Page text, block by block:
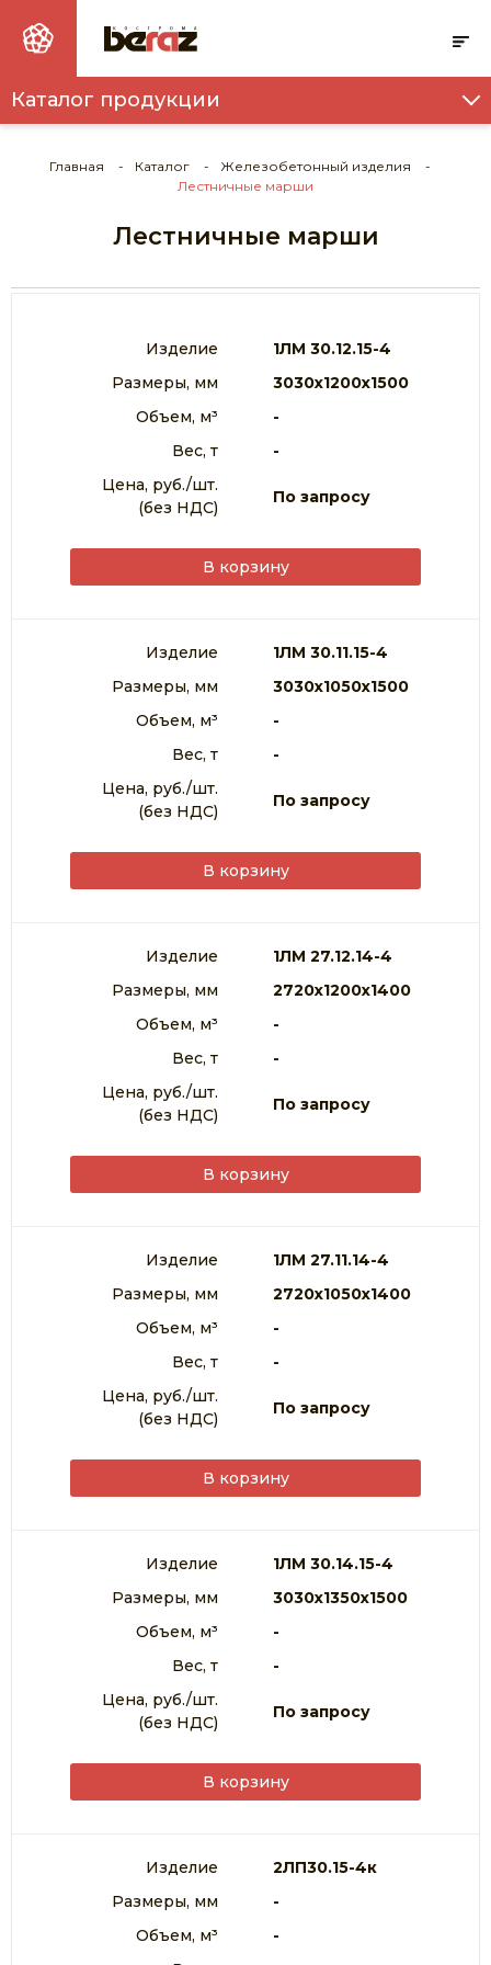
Каталог продукции
ТОВАРНЫЙ БЕТОН И РАСТВОР
ФУНДАМЕНТНЫЕ ПОДУШКИ
ФУНДАМЕНТНЫЕ БЛОКИ
СВАИ
ПЕРЕМЫЧКИ
ПЛИТА ДОРОЖНАЯ
ЛЕСТНИЧНЫЕ МАРШИ
Главная Каталог
Железобетонный изделия
Лестничные марши
Лестничные марши
Изделие
1ЛМ 30.12.15-4
Размеры, мм
3030х1200х1500
Объем, м³
-
Вес, т
-
Цена, руб./шт.
(без НДС)
По запросу
В корзину
Изделие
1ЛМ 30.11.15-4
Размеры, мм
3030х1050х1500
Объем, м³
-
Вес, т
-
Цена, руб./шт.
(без НДС)
По запросу
В корзину
Изделие
1ЛМ 27.12.14-4
Размеры, мм
2720х1200х1400
Объем, м³
-
Вес, т
-
Цена, руб./шт.
(без НДС)
По запросу
В корзину
Изделие
1ЛМ 27.11.14-4
Размеры, мм
2720х1050х1400
Объем, м³
-
Вес, т
-
Цена, руб./шт.
(без НДС)
По запросу
В корзину
Изделие
1ЛМ 30.14.15-4
Размеры, мм
3030х1350х1500
Объем, м³
-
Вес, т
-
Цена, руб./шт.
(без НДС)
По запросу
В корзину
Изделие
2ЛП30.15-4к
Размеры, мм
-
Объем, м³
-